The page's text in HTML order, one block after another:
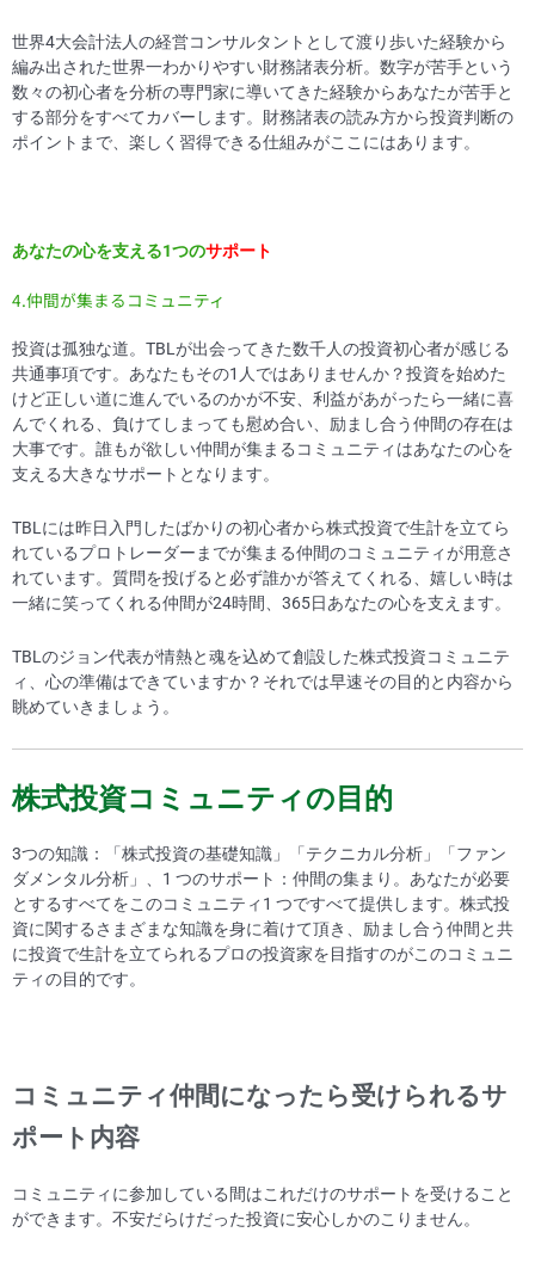
世界4大会計法人の経営コンサルタントとして渡り歩いた経験から
編み出された世界一わかりやすい財務諸表分析。数字が苦手という
数々の初心者を分析の専門家に導いてきた経験からあなたが苦手と
する部分をすべてカバーします。財務諸表の読み方から投資判断の
ポイントまで、楽しく習得できる仕組みがここにはあります。
あなたの心を支える1つのサポート
4.仲間が集まるコミュニティ
投資は孤独な道。TBLが出会ってきた数千人の投資初心者が感じる
共通事項です。あなたもその1人ではありませんか？投資を始めた
けど正しい道に進んでいるのかが不安、利益があがったら一緒に喜
んでくれる、負けてしまっても慰め合い、励まし合う仲間の存在は
大事です。誰もが欲しい仲間が集まるコミュニティはあなたの心を
支える大きなサポートとなります。
TBLには昨日入門したばかりの初心者から株式投資で生計を立てら
れているプロトレーダーまでが集まる仲間のコミュニティが用意さ
れています。質問を投げると必ず誰かが答えてくれる、嬉しい時は
一緒に笑ってくれる仲間が24時間、365日あなたの心を支えます。
TBLのジョン代表が情熱と魂を込めて創設した株式投資コミュニテ
ィ、心の準備はできていますか？それでは早速その目的と内容から
眺めていきましょう。
株式投資コミュニティの目的
3つの知識：「株式投資の基礎知識」「テクニカル分析」「ファン
ダメンタル分析」、1 つのサポート：仲間の集まり。あなたが必要
とするすべてをこのコミュニティ1 つですべて提供します。株式投
資に関するさまざまな知識を身に着けて頂き、励まし合う仲間と共
に投資で生計を立てられるプロの投資家を目指すのがこのコミュニ
ティの目的です。
コミュニティ仲間になったら受けられるサ
ポート内容
コミュニティに参加している間はこれだけのサポートを受けること
ができます。不安だらけだった投資に安心しかのこりません。